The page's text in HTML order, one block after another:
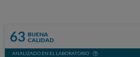
63 BUENA
CALIDAD
ANALIZADO EN EL LABORATORIO